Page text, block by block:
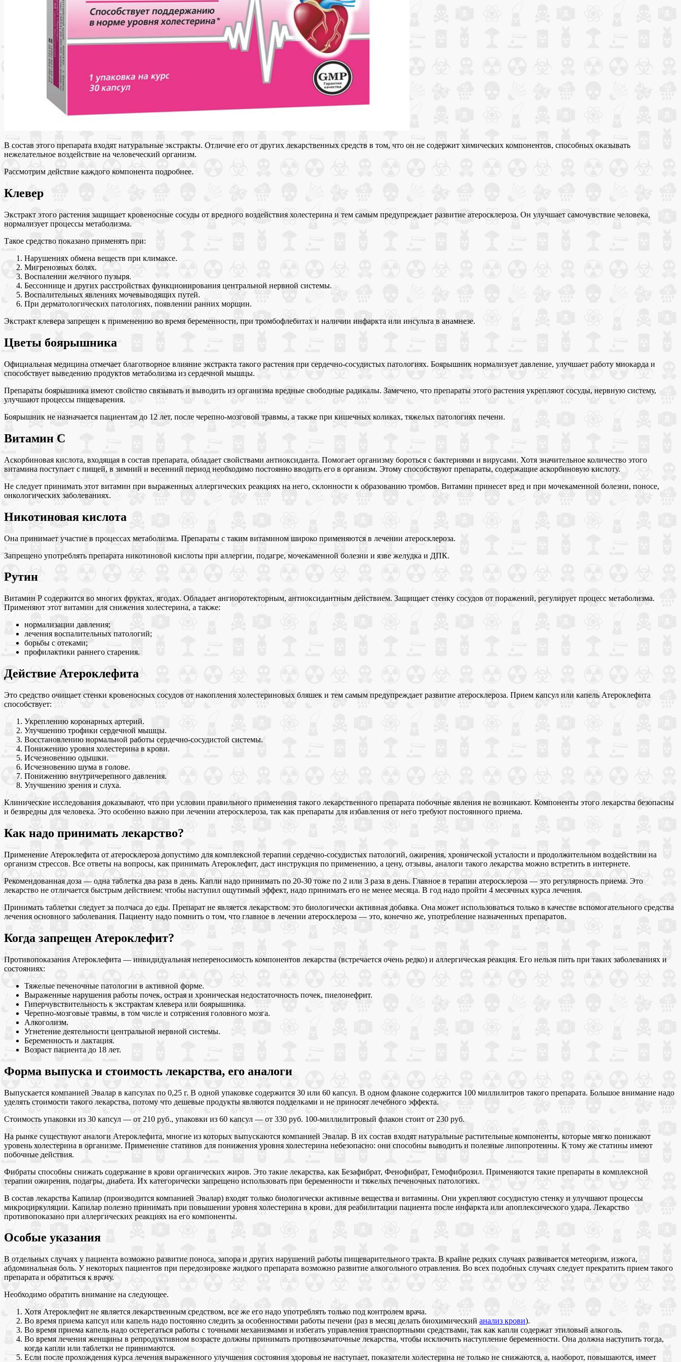
В состав этого препарата входят натуральные экстракты. Отличие его от других лекарственных средств в том, что он не содержит химических компонентов, способных оказывать
нежелательное воздействие на человеческий организм.
Рассмотрим действие каждого компонента подробнее.
Клевер
Экстракт этого растения защищает кровеносные сосуды от вредного воздействия холестерина и тем самым предупреждает развитие атеросклероза. Он улучшает самочувствие человека,
нормализует процессы метаболизма.
Такое средство показано применять при:
Нарушениях обмена веществ при климаксе.
Мигренозных болях.
Воспалении желчного пузыря.
Бессоннице и других расстройствах функционирования центральной нервной системы.
Воспалительных явлениях мочевыводящих путей.
При дерматологических патологиях, появлении ранних морщин.
Экстракт клевера запрещен к применению во время беременности, при тромбофлебитах и наличии инфаркта или инсульта в анамнезе.
Цветы боярышника
Официальная медицина отмечает благотворное влияние экстракта такого растения при сердечно-сосудистых патологиях. Боярышник нормализует давление, улучшает работу миокарда и
способствует выведению продуктов метаболизма из сердечной мышцы.
Препараты боярышника имеют свойство связывать и выводить из организма вредные свободные радикалы. Замечено, что препараты этого растения укрепляют сосуды, нервную систему,
улучшают процессы пищеварения.
Боярышник не назначается пациентам до 12 лет, после черепно-мозговой травмы, а также при кишечных коликах, тяжелых патологиях печени.
Витамин С
Аскорбиновая кислота, входящая в состав препарата, обладает свойствами антиоксиданта. Помогает организму бороться с бактериями и вирусами. Хотя значительное количество этого
витамина поступает с пищей, в зимний и весенний период необходимо постоянно вводить его в организм. Этому способствуют препараты, содержащие аскорбиновую кислоту.
Не следует принимать этот витамин при выраженных аллергических реакциях на него, склонности к образованию тромбов. Витамин принесет вред и при мочекаменной болезни, поносе,
онкологических заболеваниях.
Никотиновая кислота
Она принимает участие в процессах метаболизма. Препараты с таким витамином широко применяются в лечении атеросклероза.
Запрещено употреблять препарата никотиновой кислоты при аллергии, подагре, мочекаменной болезни и язве желудка и ДПК.
Рутин
Витамин Р содержится во многих фруктах, ягодах. Обладает ангиоротекторным, антиоксидантным действием. Защищает стенку сосудов от поражений, регулирует процесс метаболизма.
Применяют этот витамин для снижения холестерина, а также:
нормализации давления;
лечения воспалительных патологий;
борьбы с отеками;
профилактики раннего старения.
Действие Атероклефита
Это средство очищает стенки кровеносных сосудов от накопления холестериновых бляшек и тем самым предупреждает развитие атеросклероза. Прием капсул или капель Атероклефита
способствует:
Укреплению коронарных артерий.
Улучшению трофики сердечной мышцы.
Восстановлению нормальной работы сердечно-сосудистой системы.
Понижению уровня холестерина в крови.
Исчезновению одышки.
Исчезновению шума в голове.
Понижению внутричерепного давления.
Улучшению зрения и слуха.
Клинические исследования доказывают, что при условии правильного применения такого лекарственного препарата побочные явления не возникают. Компоненты этого лекарства безопасны
и безвредны для человека. Это особенно важно при лечении атеросклероза, так как препараты для избавления от него требуют постоянного приема.
Как надо принимать лекарство?
Применение Атероклефита от атеросклероза допустимо для комплексной терапии сердечно-сосудистых патологий, ожирения, хронической усталости и продолжительном воздействии на
организм стрессов. Все ответы на вопросы, как принимать Атероклефит, даст инструкция по применению, а цену, отзывы, аналоги такого лекарства можно встретить в интернете.
Рекомендованная доза — одна таблетка два раза в день. Капли надо принимать по 20-30 тоже по 2 или 3 раза в день. Главное в терапии атеросклероза — это регулярность приема. Это
лекарство не отличается быстрым действием: чтобы наступил ощутимый эффект, надо принимать его не менее месяца. В год надо пройти 4 месячных курса лечения.
Принимать таблетки следует за полчаса до еды. Препарат не является лекарством: это биологически активная добавка. Она может использоваться только в качестве вспомогательного средства
лечения основного заболевания. Пациенту надо помнить о том, что главное в лечении атеросклероза — это, конечно же, употребление назначенных препаратов.
Когда запрещен Атероклефит?
Противопоказания Атероклефита — инвидидуальная непереносимость компонентов лекарства (встречается очень редко) и аллергическая реакция. Его нельзя пить при таких заболеваниях и
состояниях:
Тяжелые печеночные патологии в активной форме.
Выраженные нарушения работы почек, острая и хроническая недостаточность почек, пиелонефрит.
Гиперчувствительность к экстрактам клевера или боярышника.
Черепно-мозговые травмы, в том числе и сотрясения головного мозга.
Алкоголизм.
Угнетение деятельности центральной нервной системы.
Беременность и лактация.
Возраст пациента до 18 лет.
Форма выпуска и стоимость лекарства, его аналоги
Выпускается компанией Эвалар в капсулах по 0,25 г. В одной упаковке содержится 30 или 60 капсул. В одном флаконе содержится 100 миллилитров такого препарата. Большое внимание надо
уделять стоимости такого лекарства, потому что дешевые продукты являются подделками и не приносят лечебного эффекта.
Стоимость упаковки из 30 капсул — от 210 руб., упаковки из 60 капсул — от 330 руб. 100-миллилитровый флакон стоит от 230 руб.
На рынке существуют аналоги Атероклефита, многие из которых выпускаются компанией Эвалар. В их состав входят натуральные растительные компоненты, которые мягко понижают
уровень холестерина в организме. Применение статинов для понижения уровня холестерина небезопасно: они способны выводить и полезные липопротеины. К тому же статины имеют
побочные действия.
Фибраты способны снижать содержание в крови органических жиров. Это такие лекарства, как Безафибрат, Фенофибрат, Гемофиброзил. Применяются такие препараты в комплексной
терапии ожирения, подагры, диабета. Их категорически запрещено использовать при беременности и тяжелых печеночных патологиях.
В состав лекарства Капилар (производится компанией Эвалар) входят только биологически активные вещества и витамины. Они укрепляют сосудистую стенку и улучшают процессы
микроциркуляции. Капилар полезно принимать при повышении уровня холестерина в крови, для реабилитации пациента после инфаркта или апоплексического удара. Лекарство
противопоказано при аллергических реакциях на его компоненты.
Особые указания
В отдельных случаях у пациента возможно развитие поноса, запора и других нарушений работы пищеварительного тракта. В крайне редких случаях развивается метеоризм, изжога,
абдоминальная боль. У некоторых пациентов при передозировке жидкого препарата возможно развитие алкогольного отравления. Во всех подобных случаях следует прекратить прием такого
препарата и обратиться к врачу.
Необходимо обратить внимание на следующее.
Хотя Атероклефит не является лекарственным средством, все же его надо употреблять только под контролем врача.
Во время приема капсул или капель надо постоянно следить за особенностями работы печени (раз в месяц делать биохимический анализ крови).
Во время приема капель надо остерегаться работы с точными механизмами и избегать управления транспортными средствами, так как капли содержат этиловый алкоголь.
Во время лечения женщины в репродуктивном возрасте должны принимать противозачаточные лекарства, чтобы исключить наступление беременности. Она должна наступить тогда,
когда капли или таблетки не принимаются.
Если после прохождения курса лечения выраженного улучшения состояния здоровья не наступает, показатели холестерина не только не снижаются, а, наоборот, повышаются, имеет